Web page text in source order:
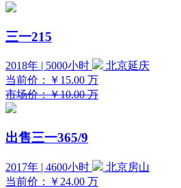
三一215
2018年 | 5000小时
北京延庆
当前价：
￥15.00 万
市场价：￥10.00 万
出售三一365/9
2017年 | 4600小时
北京房山
当前价：
￥24.00 万